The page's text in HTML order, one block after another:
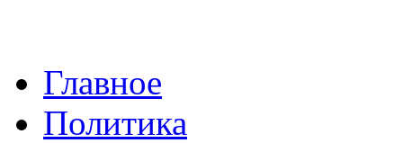
Главное
Политика